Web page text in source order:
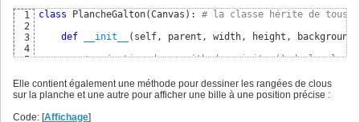
1
2
3
4
5
7
8
10
class PlancheGalton(Canvas ) : # la classe hérite de tous
def
__init__ ( self, parent, width, height, background,
# exécution de ma méthode __init__() de la classe
# définit le nombre de rangées de clous ou de
Elle contient également une méthode pour dessiner les rangées de clous
sur la planche et une autre pour afficher une bille à une position précise :
Code: [Affichage]